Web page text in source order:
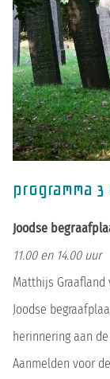
programma 3
Joodse
11.00 en 14.00 uur
Matthijs
Joodse
herinnering aan
Aanmelden voor